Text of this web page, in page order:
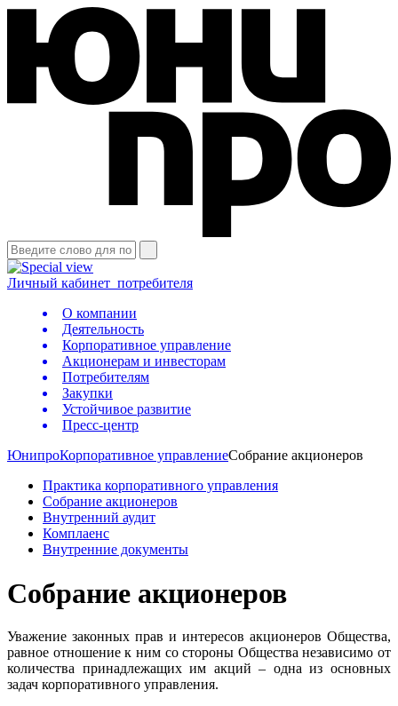
Личный кабинет потребителя
О компании
Деятельность
Корпоративное управление
Акционерам и инвесторам
Потребителям
Закупки
Устойчивое развитие
Пресс-центр
ЮнипроКорпоративное управлениеСобрание акционеров
Практика корпоративного управления
Собрание акционеров
Внутренний аудит
Комплаенс
Внутренние документы
Собрание акционеров
Уважение законных прав и интересов акционеров Общества,
равное отношение к ним со стороны Общества независимо от
количества принадлежащих им акций – одна из основных
задач корпоративного управления.